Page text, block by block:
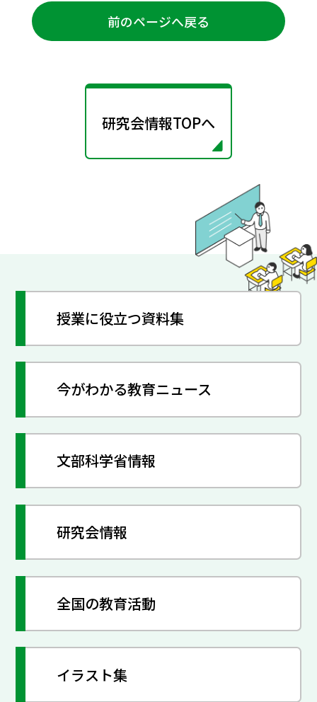
前のページへ戻る
研究会情報TOPへ
授業に役立つ資料集
今がわかる教育ニュース
文部科学省情報
研究会情報
全国の教育活動
イラスト集